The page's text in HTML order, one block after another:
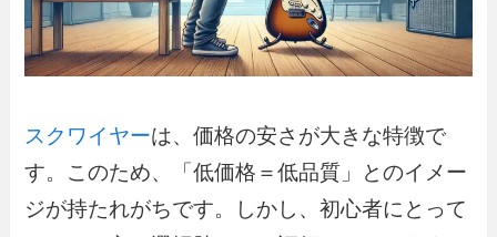
スクワイヤーは、価格の安さが大きな特徴で
す。このため、「低価格＝低品質」とのイメー
ジが持たれがちです。しかし、初心者にとって